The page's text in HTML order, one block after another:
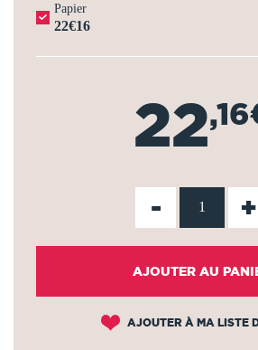
Papier
22€16
22
- +
AJOUTER AU
AJOUTER À MA LISTE